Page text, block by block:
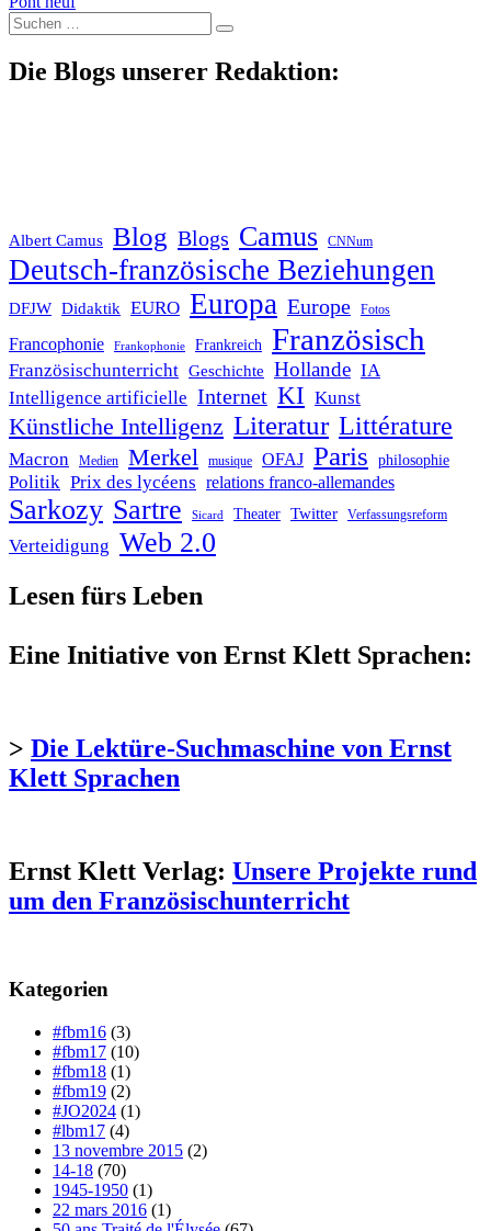
Suche
nach:
Die Blogs unserer Redaktion:
Albert Camus Blog Blogs Camus CNNum
Deutsch-französische Beziehungen
DFJW Didaktik EURO Europa Europe Fotos
Francophonie Frankophonie Frankreich Französisch
Französischunterricht Geschichte Hollande IA
Intelligence artificielle Internet KI Kunst
Künstliche Intelligenz Literatur Littérature
Macron Medien Merkel musique OFAJ Paris philosophie
Politik Prix des lycéens relations franco-allemandes
Sarkozy Sartre Sicard Theater Twitter Verfassungsreform
Verteidigung Web 2.0
Lesen fürs Leben
Eine Initiative von Ernst Klett Sprachen:
> Die Lektüre-Suchmaschine von Ernst
Klett Sprachen
Ernst Klett Verlag: Unsere Projekte rund
um den Französischunterricht
Kategorien
#fbm16 (3)
#fbm17 (10)
#fbm18 (1)
#fbm19 (2)
#JO2024 (1)
#lbm17 (4)
13 novembre 2015 (2)
14-18 (70)
1945-1950 (1)
22 mars 2016 (1)